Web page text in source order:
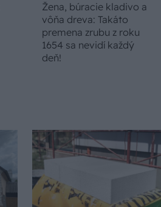
Žena, búracie kladivo a
vôňa dreva: Takáto
premena zrubu z roku
1654 sa nevidí každý
deň!